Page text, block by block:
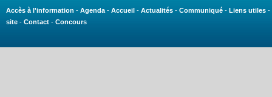
Accès à l'information - Agenda - Accueil - Actualités - Communiqué - Liens utiles -
site - Contact - Concours